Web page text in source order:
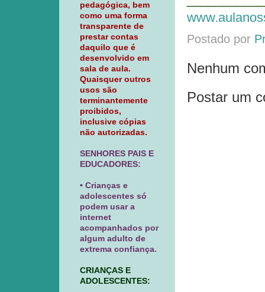
Postado por
Nenhum
Postar um
pedagógica, bem
como uma forma
transparente de
prestar contas
daquilo que é
desenvolvido em
sala de aula.
Quaisquer outros
usos são
terminantemente
proibidos,
inclusive cópias
não autorizadas.
SENHORES PAIS E
EDUCADORES:
• Crianças e
adolescentes só
podem usar a
internet
acompanhados por
algum adulto de
extrema confiança.
CRIANÇAS E
ADOLESCENTES: